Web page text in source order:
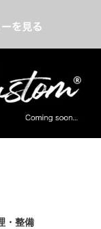
・整備